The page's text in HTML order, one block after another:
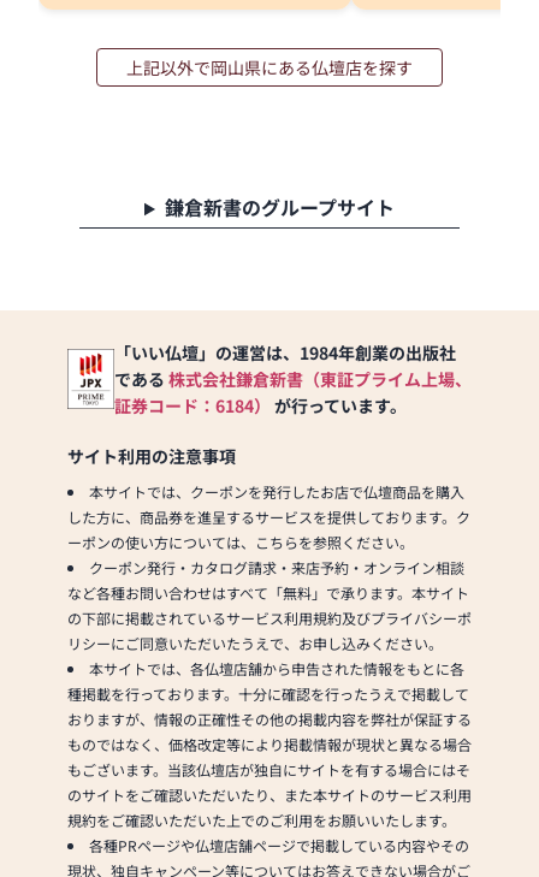
上記以外で岡山県にある仏壇店を探す
鎌倉新書のグループサイト
「いい仏壇」の運営は、1984年創業の出版社
である 株式会社鎌倉新書（東証プライム上場、
証券コード：6184） が行っています。
サイト利用の注意事項
本サイトでは、クーポンを発行したお店で仏壇商品を購入
した方に、商品券を進呈するサービスを提供しております。ク
ーポンの使い方については、こちらを参照ください。
クーポン発行・カタログ請求・来店予約・オンライン相談
など各種お問い合わせはすべて「無料」で承ります。本サイト
の下部に掲載されているサービス利用規約及びプライバシーポ
リシーにご同意いただいたうえで、お申し込みください。
本サイトでは、各仏壇店舗から申告された情報をもとに各
種掲載を行っております。十分に確認を行ったうえで掲載して
おりますが、情報の正確性その他の掲載内容を弊社が保証する
ものではなく、価格改定等により掲載情報が現状と異なる場合
もございます。当該仏壇店が独自にサイトを有する場合にはそ
のサイトをご確認いただいたり、また本サイトのサービス利用
規約をご確認いただいた上でのご利用をお願いいたします。
各種PRページや仏壇店舗ページで掲載している内容やその
現状、独自キャンペーン等についてはお答えできない場合がご